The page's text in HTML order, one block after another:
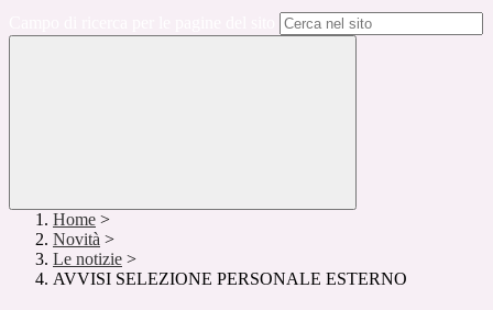
Home >
Novità >
Le notizie >
AVVISI SELEZIONE PERSONALE ESTERNO